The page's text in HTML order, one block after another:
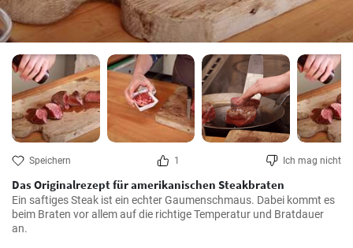
Speichern 1 Ich mag nicht
Das Originalrezept für amerikanischen Steakbraten
Ein saftiges Steak ist ein echter Gaumenschmaus. Dabei kommt es
beim Braten vor allem auf die richtige Temperatur und Bratdauer
an.